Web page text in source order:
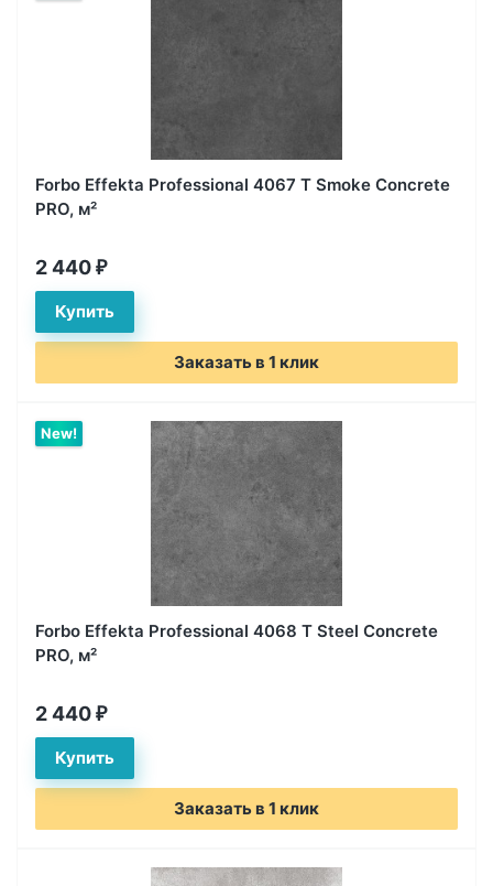
Forbo Effekta Professional 4067 T Smoke Concrete
PRO, м²
2 440 ₽
Заказать в 1 клик
Forbo Effekta Professional 4068 T Steel Concrete
PRO, м²
2 440 ₽
Заказать в 1 клик
New!